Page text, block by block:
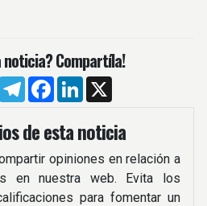
noticia? Compartíla!
WhatsApp
TelegramFacebook
LinkedIn
de esta noticia
opiniones en relación a
en nuestra web. Evita los
para fomentar un